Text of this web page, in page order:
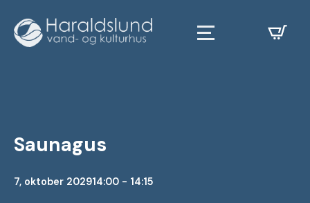
Saunagus
7, oktober 202914:00 - 14:15